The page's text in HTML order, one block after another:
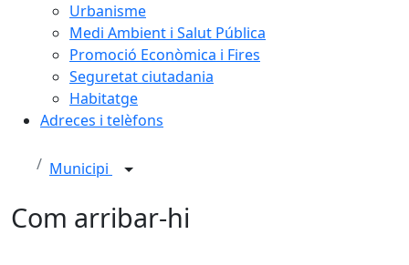
Urbanisme
Medi Ambient i Salut Pública
Promoció Econòmica i Fires
Seguretat ciutadania
Habitatge
Adreces i telèfons
Municipi
Com arribar-hi